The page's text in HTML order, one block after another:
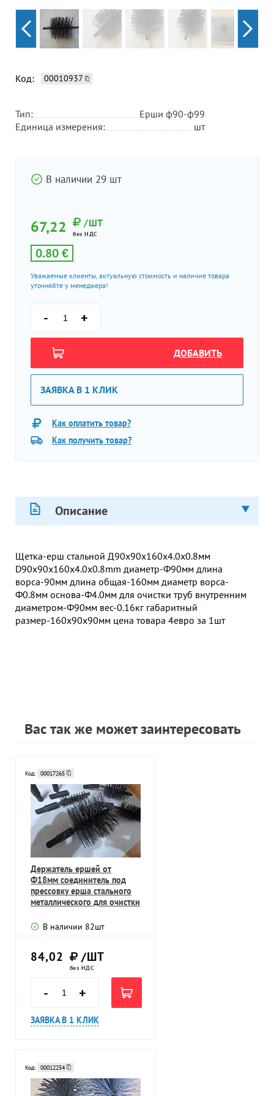
Код: 00010937
Тип:
Ерши ф90-ф99
Единица измерения:
шт
В наличии 29 шт
67,22 /ШТ
без НДС
0.80 €
Уважаемые клиенты, актуальную стоимость и наличие товара
уточняйте у менеджера!
- +
ДОБАВИТЬ
ЗАЯВКА В 1 КЛИК
Как оплатить товар?
Как получить товар?
Описание
Щетка-ерш стальной Д90х90х160х4.0х0.8мм
D90х90х160х4.0х0.8mm диаметр-Ф90мм длина
ворса-90мм длина общая-160мм диаметр ворса-
Ф0.8мм основа-Ф4.0мм для очистки труб внутренним
диаметром-Ф90мм вес-0.16кг габаритный
размер-160х90х90мм цена товара 4евро за 1шт
Вас так же может заинтересовать
Код: 00017265
Держатель ершей от
Ф18мм соединитель под
прессовку ерша стального
металлического для очистки
В наличии 82шт
84,02 /ШТ
без НДС
- +
ЗАЯВКА В 1 КЛИК
Код: 00012254